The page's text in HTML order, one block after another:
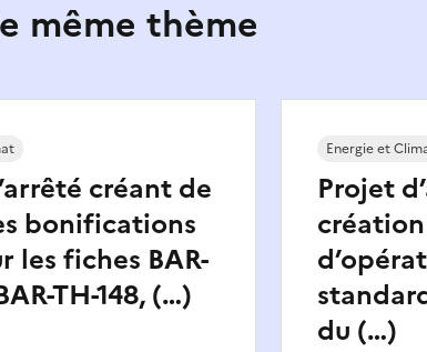
même thème
créant de
bonifications
les fiches BAR-
TH-148, (…)
Projet
du (…)
Energie et